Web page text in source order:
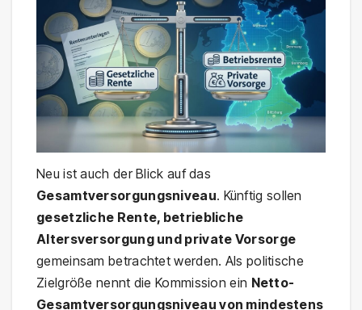
Neu ist auch der Blick auf das
Gesamtversorgungsniveau. Künftig sollen
gesetzliche Rente, betriebliche
Altersversorgung und private Vorsorge
gemeinsam betrachtet werden. Als politische
Zielgröße nennt die Kommission ein Netto-
Gesamtversorgungsniveau von mindestens